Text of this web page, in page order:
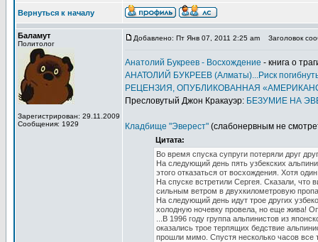
Вернуться к началу
Баламут
Политолог
Зарегистрирован: 29.11.2009
Сообщения: 1929
Добавлено: Пт Янв 07, 2011 2:25 am Заголовок
Анатолий Букреев - Восхождение - книга о
АНАТОЛИЙ БУКРЕЕВ (Алматы)...Риск погибнуть
РЕЦЕНЗИЯ, ОПУБЛИКОВАННАЯ
Пресловутый Джон Кракауэр: БЕЗУМИЕ НА
Кладбище "Эверест" (слабонервным не
Цитата:
Во время спуска супруги потеряли друг
На следующий день пять узбекских
этого отказаться от восхождения. Хотя
На спуске встретили Сергея. Сказали,
сильным ветром в двухкилометровую
На следующий день идут трое других
холодную ночевку провела, но еще жива!
...В 1996 году группа альпинистов из
оказались трое терпящих бедствие
прошли мимо. Спустя несколько часов все